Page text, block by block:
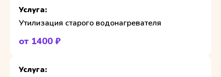
Утилизация старого водонагревателя
от 1400 ₽